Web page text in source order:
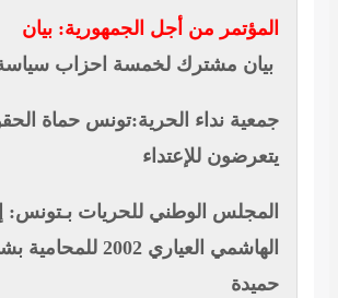
المؤتمر من أجل الجمهورية: بيان
بيان مشترك لخمسة احزاب سياسة تونسية
جمعية نداء الحرية:تونس حماة
يتعرضون للإعتداء
المجلس الوطني للحريات بـتونس:
الهاشمي العياري 2002
حميدة